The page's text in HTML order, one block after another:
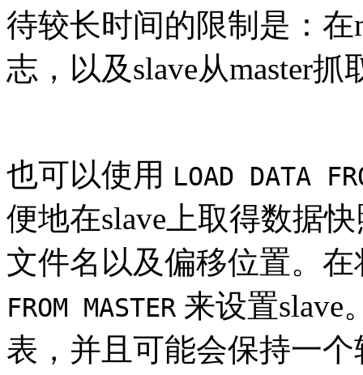
待较长时间的限制是：
志，以及slave从master抓
也可以使用 LOAD DATA
便地在slave上取得数据
文件名以及偏移位置。
FROM MASTER 来设置
表，并且可能会保持一